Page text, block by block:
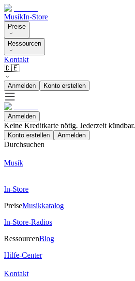
MusikIn-Store
Preise
Ressourcen
Kontakt
🇩🇪
Anmelden Konto erstellen
Anmelden
Keine Kreditkarte nötig. Jederzeit kündbar.
Konto erstellen Anmelden
Durchsuchen
Musik
In-Store
PreiseMusikkatalog
In-Store-Radios
RessourcenBlog
Hilfe-Center
Kontakt